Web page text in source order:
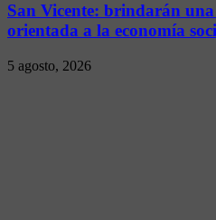
San Vicente: brindarán
orientada a la economía
5 agosto, 2026